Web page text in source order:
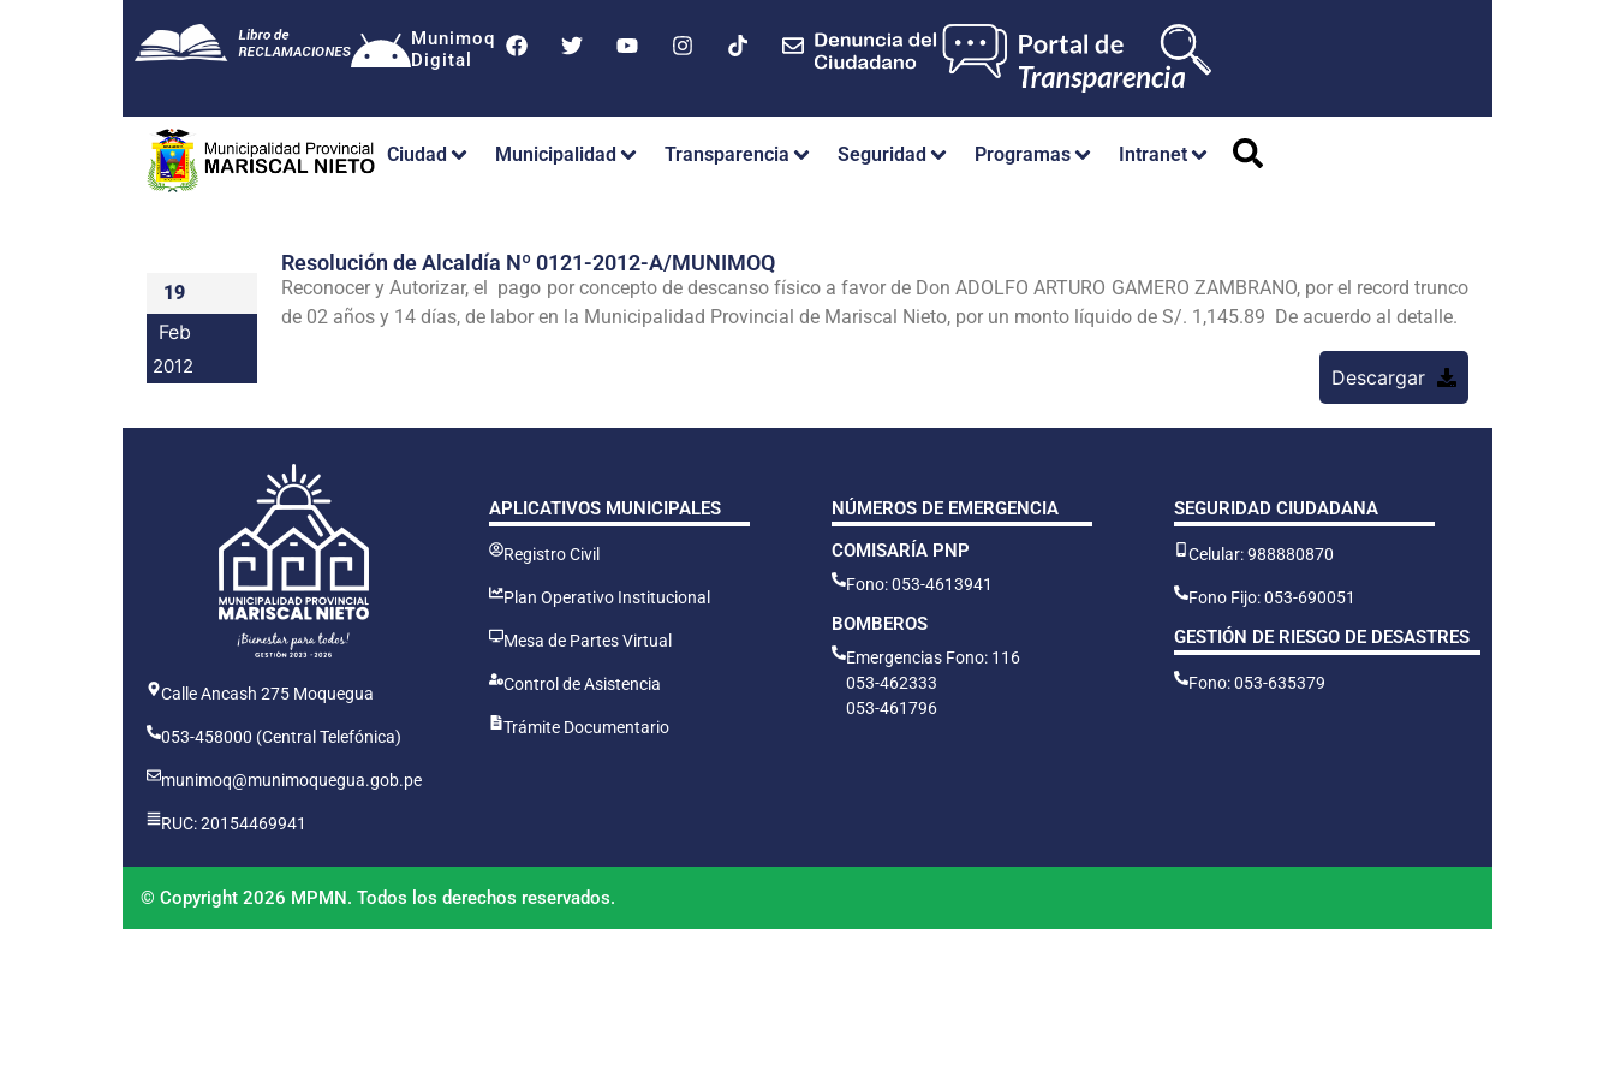
Munimoq
Digital
Ciudad Municipalidad Transparencia Seguridad Programas Intranet
19
Feb
2012
Resolución de Alcaldía Nº 0121-2012-A/MUNIMOQ
Reconocer y Autorizar, el pago por concepto de descanso físico a favor de Don ADOLFO ARTURO GAMERO ZAMBRANO, por el record trunco
de 02 años y 14 días, de labor en la Municipalidad Provincial de Mariscal Nieto, por un monto líquido de S/. 1,145.89 De acuerdo al detalle.
Descargar
Calle Ancash 275 Moquegua
053-458000 (Central Telefónica)
munimoq@munimoquegua.gob.pe
RUC: 20154469941
APLICATIVOS MUNICIPALES
Registro Civil
Plan Operativo Institucional
Mesa de Partes Virtual
Control de Asistencia
Trámite Documentario
NÚMEROS DE EMERGENCIA
COMISARÍA PNP
Fono: 053-4613941
BOMBEROS
Emergencias Fono: 116
053-462333
053-461796
SEGURIDAD CIUDADANA
Celular: 988880870
Fono Fijo: 053-690051
GESTIÓN DE RIESGO DE DESASTRES
Fono: 053-635379
© Copyright 2026 MPMN. Todos los derechos reservados.